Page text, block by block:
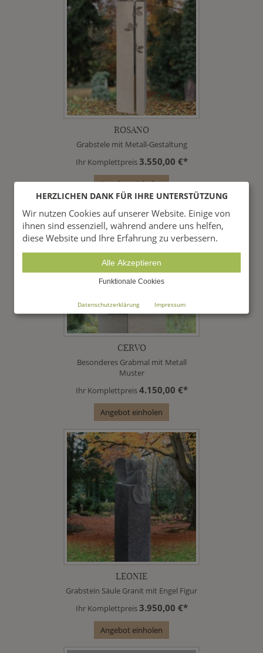
ROSANO
Grabstele mit Metall-Gestaltung
Ihr Komplettpreis3.550,00 €*
Angebot einholen
CERVO
Besonderes Grabmal mit Metall
Muster
Ihr Komplettpreis4.150,00 €*
Angebot einholen
LEONIE
Grabstein Säule Granit mit Engel Figur
Ihr Komplettpreis3.950,00 €*
Angebot einholen
HERZLICHEN DANK FÜR IHRE UNTERSTÜTZUNG
Wir nutzen Cookies auf unserer Website. Einige von
ihnen sind essenziell, während andere uns helfen,
diese Website und Ihre Erfahrung zu verbessern.
Alle Akzeptieren
Funktionale Cookies
Datenschutzerklärung Impressum